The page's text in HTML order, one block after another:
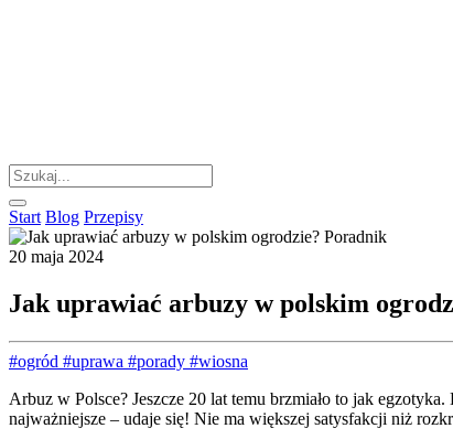
Start Blog Przepisy
20 maja 2024
Jak uprawiać arbuzy w polskim
#ogród #uprawa #porady #wiosna
Arbuz w Polsce? Jeszcze 20 lat temu brzmiało to jak
najważniejsze – udaje się! Nie ma większej satysfakcji niż